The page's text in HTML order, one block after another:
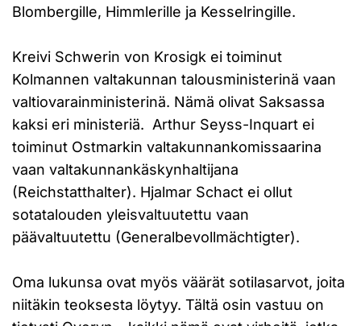
Blombergille, Himmlerille ja Kesselringille.
Kreivi Schwerin von Krosigk ei toiminut
Kolmannen valtakunnan talousministerinä vaan
valtiovarainministerinä. Nämä olivat Saksassa
kaksi eri ministeriä. Arthur Seyss-Inquart ei
toiminut Ostmarkin valtakunnankomissaarina
vaan valtakunnankäskynhaltijana
(Reichstatthalter). Hjalmar Schact ei ollut
sotatalouden yleisvaltuutettu vaan
päävaltuutettu (Generalbevollmächtigter).
Oma lukunsa ovat myös väärät sotilasarvot, joita
niitäkin teoksesta löytyy. Tältä osin vastuu on